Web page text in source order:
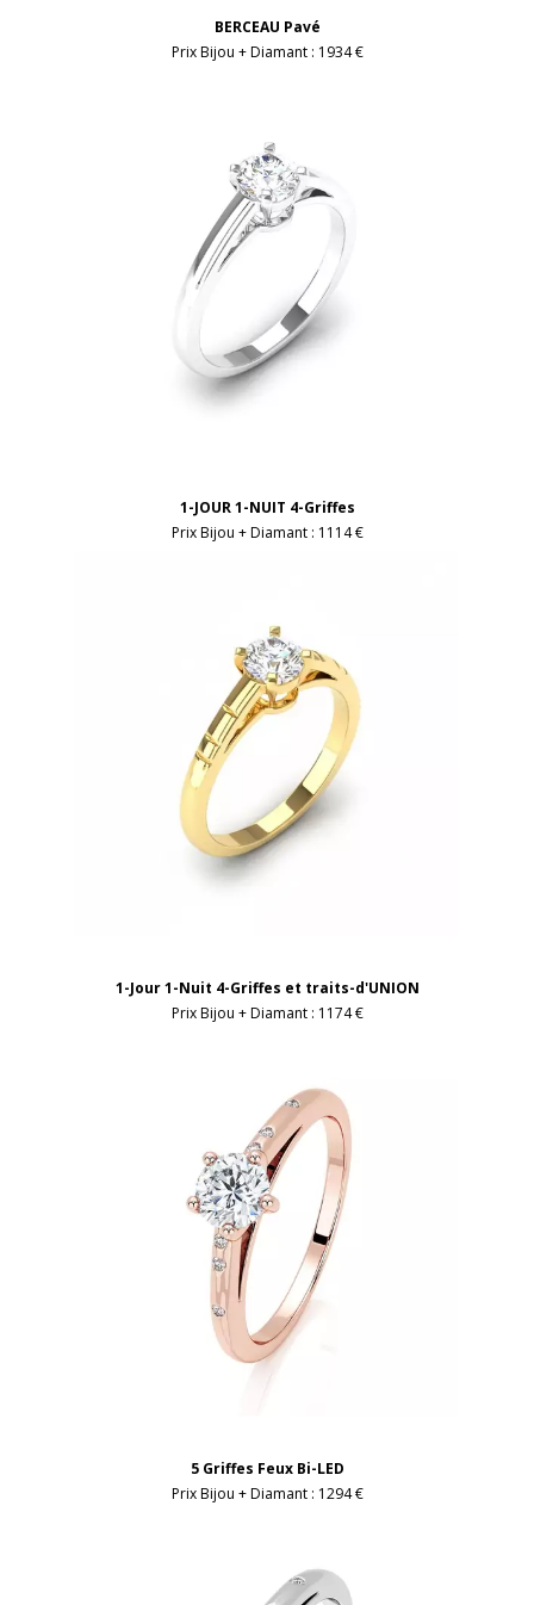
BERCEAU Pavé
Prix Bijou + Diamant : 1934 €
1-JOUR 1-NUIT 4-Griffes
Prix Bijou + Diamant : 1114 €
1-Jour 1-Nuit 4-Griffes et traits-d'UNION
Prix Bijou + Diamant : 1174 €
5 Griffes Feux Bi-LED
Prix Bijou + Diamant : 1294 €